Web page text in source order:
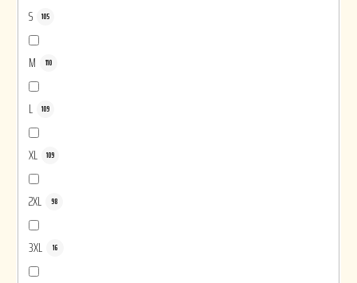
S 105
M 110
L 109
XL 109
2XL 98
3XL 16